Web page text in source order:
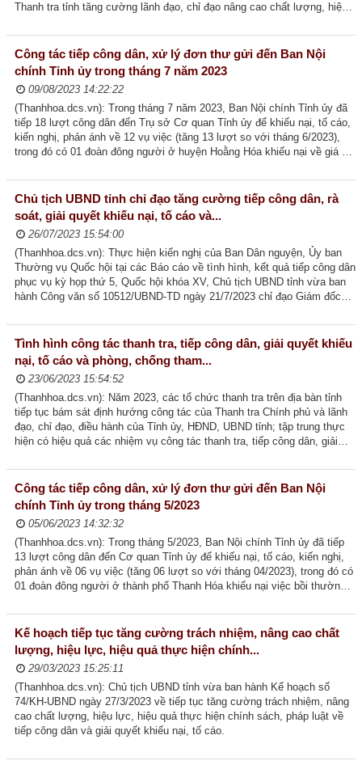
Thường trực HĐND tỉnh
Lãnh đạo Đoàn ĐBQH tỉnh
CÔNG TÁC XÂY DỰNG ĐẢNG
Tổ chức cán bộ
Kiểm tra - Giám sát
Dân vận
Nội chính và Phòng chống tham nhũng
Văn phòng cấp ủy
QUỐC PHÒNG - AN NINH
Thanh tra tỉnh tăng cường lãnh đạo, chỉ đạo nâng cao chất lượng, hiệu
Công tác tiếp công dân, xử lý đơn thư gửi đến Ban Nội
chính Tỉnh ủy trong tháng 7 năm 2023
09/08/2023 14:22:22
(Thanhhoa.dcs.vn): Trong tháng 7 năm 2023, Ban Nội chính Tỉnh ủy đã
tiếp 18 lượt công dân đến Trụ sở Cơ quan Tỉnh ủy để khiếu nại, tố cáo,
kiến nghị, phản ánh về 12 vụ việc (tăng 13 lượt so với tháng 6/2023),
trong đó có 01 đoàn đông người ở huyện Hoằng Hóa khiếu nại về giá bồi
Chủ tịch UBND tỉnh chỉ đạo tăng cường tiếp công dân, rà
soát, giải quyết khiếu nại, tố cáo và...
26/07/2023 15:54:00
(Thanhhoa.dcs.vn): Thực hiện kiến nghị của Ban Dân nguyện, Ủy ban
Thường vụ Quốc hội tại các Báo cáo về tình hình, kết quả tiếp công dân
phục vụ kỳ họp thứ 5, Quốc hội khóa XV, Chủ tịch UBND tỉnh vừa ban
hành Công văn số 10512/UBND-TD ngày 21/7/2023 chỉ đạo Giám đốc
Tình hình công tác thanh tra, tiếp công dân, giải quyết khiếu
nại, tố cáo và phòng, chống tham...
23/06/2023 15:54:52
(Thanhhoa.dcs.vn): Năm 2023, các tổ chức thanh tra trên địa bàn tỉnh
tiếp tục bám sát định hướng công tác của Thanh tra Chính phủ và lãnh
đạo, chỉ đạo, điều hành của Tỉnh ủy, HĐND, UBND tỉnh; tập trung thực
hiện có hiệu quả các nhiệm vụ công tác thanh tra, tiếp công dân, giải
Công tác tiếp công dân, xử lý đơn thư gửi đến Ban Nội
chính Tỉnh ủy trong tháng 5/2023
05/06/2023 14:32:32
(Thanhhoa.dcs.vn): Trong tháng 5/2023, Ban Nội chính Tỉnh ủy đã tiếp
13 lượt công dân đến Cơ quan Tỉnh ủy để khiếu nại, tố cáo, kiến nghị,
phản ánh về 06 vụ việc (tăng 06 lượt so với tháng 04/2023), trong đó có
01 đoàn đông người ở thành phố Thanh Hóa khiếu nại việc bồi thường,
Kế hoạch tiếp tục tăng cường trách nhiệm, nâng cao chất
lượng, hiệu lực, hiệu quả thực hiện chính...
29/03/2023 15:25:11
(Thanhhoa.dcs.vn): Chủ tịch UBND tỉnh vừa ban hành Kế hoạch số
74/KH-UBND ngày 27/3/2023 về tiếp tục tăng cường trách nhiệm, nâng
cao chất lượng, hiệu lực, hiệu quả thực hiện chính sách, pháp luật về
tiếp công dân và giải quyết khiếu nại, tố cáo.